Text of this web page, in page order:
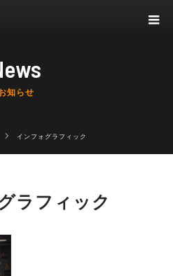
知らせ
インフォグラフィック
ラフィック